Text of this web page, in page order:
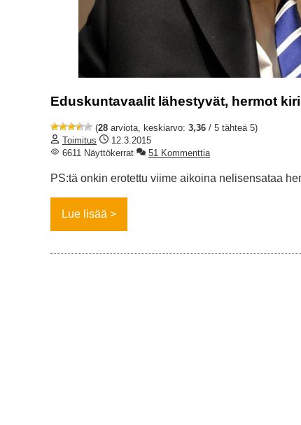
Eduskuntavaalit lähestyvät, hermot
(28 arviota, keskiarvo: 3,36 / 5 tähteä 5)
Toimitus
12.3.2015
6611 Näyttökerrat
51 Kommenttia
PS:tä onkin erotettu viime aikoina nelisensataa
Lue lisää